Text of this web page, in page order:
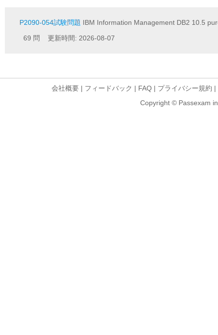
P2090-054試験問題 IBM Information Management DB2 10.5
69 問 更新時間: 2026-08-07
会社概要 | フィードバック | FAQ | プライバシー規約 |
Copyright © Passexam